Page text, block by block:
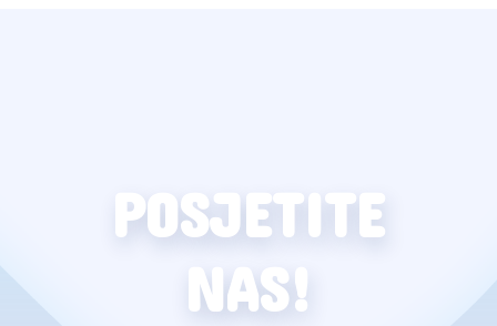
POSJETITE
NAS!